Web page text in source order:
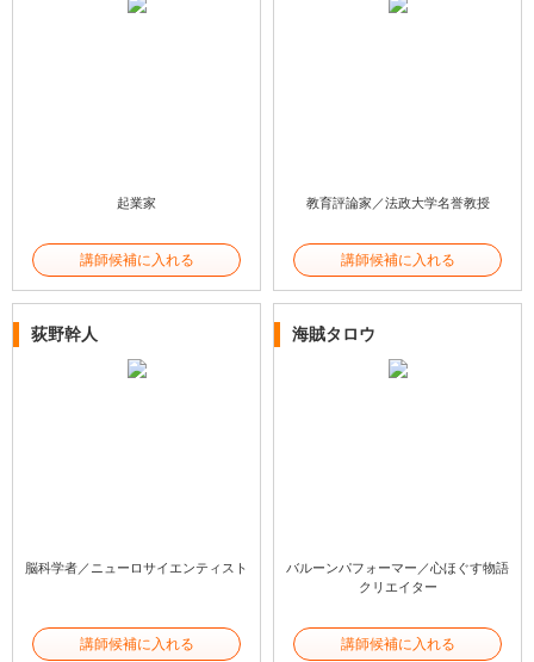
起業家
講師候補に入れる
教育評論家／法政大学名誉教授
講師候補に入れる
荻野幹人
脳科学者／ニューロサイエンティスト
講師候補に入れる
海賊タロウ
バルーンパフォーマー／心ほぐす物語
クリエイター
講師候補に入れる